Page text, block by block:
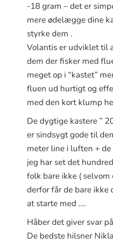
-18 gram – det er
mere ødelægge dine
styrke dem .
Volantis er udviklet til
dem der fisker med
meget op i “kastet”
fluen ud hurtigt og
med den kort klump
De dygtige kastere ”
er sindsygt gode til
meter line i luften +
jeg har set det
folk bare ikke ( selvom
derfor får de bare ikke
at starte med ….
Håber det giver svar
De bedste hilsner